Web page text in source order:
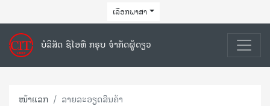
ເລືອກພາສາ
ບໍລິສັດ ຊີໄອທີ ກຣຸບ ຈຳກັດຜູ້ດຽວ
ໜ້າແລກ ລາຍລະອຽດສິນຄ້າ